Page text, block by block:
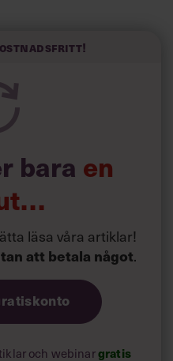
bara en
läsa våra artiklar!
att betala något.
och webinargratis